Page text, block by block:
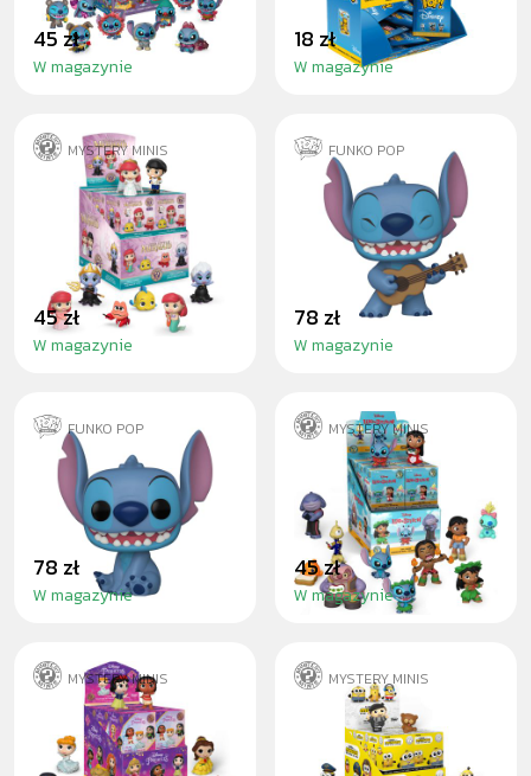
45 zł
W magazynie
18 zł
W magazynie
MYSTERY MINIS
THE LITTLE
MERMAID -
BLINDBOX
45 zł
W magazynie
FUNKO POP
STITCH WITH
UKULELE
78 zł
W magazynie
FUNKO POP
STITCH
78 zł
W magazynie
MYSTERY MINIS
LILO & STITCH -
BLINDBOX
45 zł
W magazynie
MYSTERY MINIS
DISNEY PRINCESS
- BLINDBOX
MYSTERY MINIS
MINIONS 2 -
BLINDBOX